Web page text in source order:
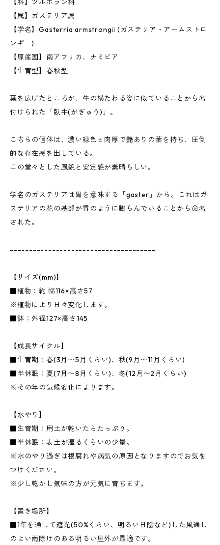
【科】ツルボラン科
【属】ガステリア属
【学名】Gasterria armstrongii (ガステリア・アームストロ
ンギー)
【原産国】南アフリカ、ナミビア
【生育型】春秋型
葉を広げたところが、牛の横たわる姿に似ていることから名
付けられた「臥牛(がぎゅう)」。
こちらの個体は、濃い緑色と肉厚で艶ありの葉を持ち、圧倒
的な存在感を出している。
この堂々とした風貌と安定感が素晴らしい。
学名のガステリアは胃を意味する「gaster」から。これはガ
ステリアの花の基部が胃のように膨らんでいることから命名
された。
--------------------------------------
【サイズ(mm)】
■植物：約 幅116×高さ57
※植物により日々変化します。
■鉢：外径127×高さ145
【成長サイクル】
■生育期：春(3月〜5月くらい)、秋(9月〜11月くらい)
■半休眠：夏(7月〜8月くらい)、冬(12月〜2月くらい)
※その年の気候変化によります。
【水やり】
■生育期：用土が乾いたらたっぷり。
■半休眠：表土が湿るくらいの少量。
※水のやり過ぎは根腐れや病気の原因となりますのでお気を
つけください。
※少し乾かし気味の方が元気に育ちます。
【置き場所】
■1年を通して遮光(50%くらい、明るい日陰など)した風通し
のよい雨除けのある明るい屋外が最適です。